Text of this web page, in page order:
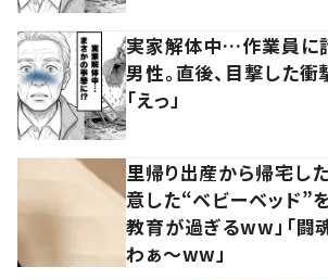
実家解体中…作業員に
男性。直後、目撃した
「えっ」
里帰り出産から帰宅し
意した“ベビーベッド”
教育が過ぎるww」「闘
わぁ～ww」